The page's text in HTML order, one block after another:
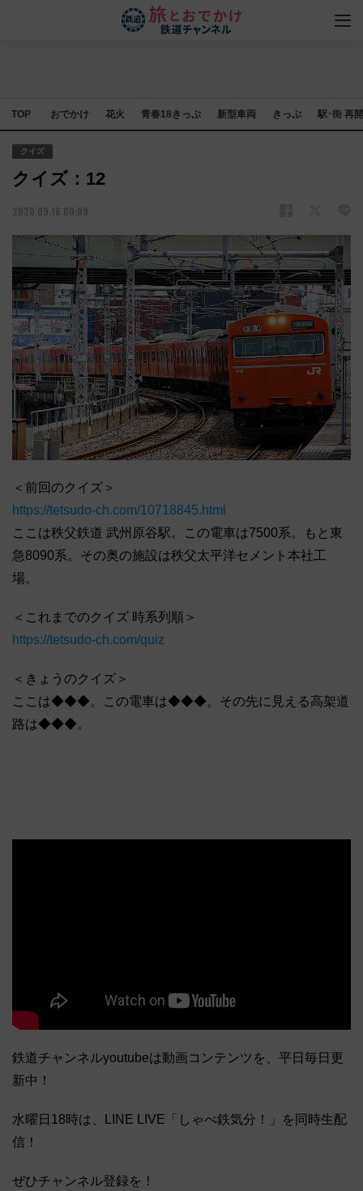
TOP おでかけ 花火 青春18きっぷ 新型車両 きっぷ 駅･街 再
クイズ
クイズ：12
2020.09.16 00:09
＜前回のクイズ＞
https://tetsudo-ch.com/10718845.html
ここは秩父鉄道 武州原谷駅。この電車は7500系。もと東
急8090系。その奥の施設は秩父太平洋セメント本社工
場。
＜これまでのクイズ 時系列順＞
https://tetsudo-ch.com/quiz
＜きょうのクイズ＞
ここは◆◆◆。この電車は◆◆◆。その先に見える高架道
路は◆◆◆。
鉄道チャンネルyoutubeは動画コンテンツを、平日毎日更
新中！
水曜日18時は、LINE LIVE「しゃべ鉄気分！」を同時生配
信！
ぜひチャンネル登録を！